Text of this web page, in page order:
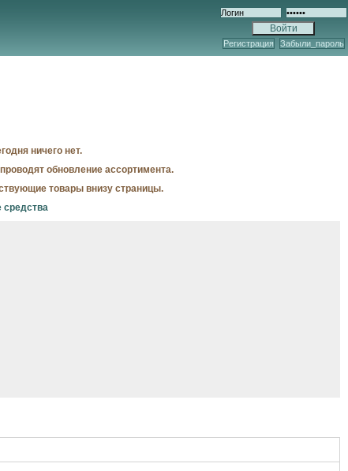
Регистрация Забыли_пароль
ничего нет.
обновление ассортимента.
товары внизу страницы.
средства